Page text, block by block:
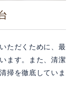
ただくために、最
ます。また、清潔
掃を徹底していま